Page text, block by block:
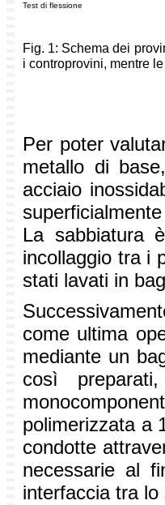
Test di flessione
Fig. 1: Schema dei
i controprovini, mentre
Per poter
metallo di
acciaio
La sabbiatura
incollaggio tra i
stati lavati in
come ultima
mediante un
così
polimerizzata a
condotte
necessarie al
interfaccia tra